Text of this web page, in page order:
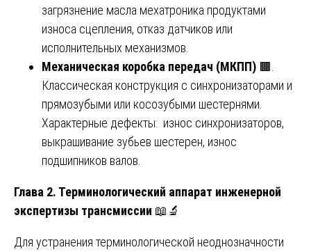
загрязнение масла мехатроника продуктами
износа сцепления, отказ датчиков или
исполнительных механизмов.
Механическая коробка передач (МКПП) 🟫.
Классическая конструкция с синхронизаторами и
прямозубыми или косозубыми шестернями.
Характерные дефекты: износ синхронизаторов,
выкрашивание зубьев шестерен, износ
подшипников валов.
Глава 2. Терминологический аппарат инженерной
экспертизы трансмиссии 📖🔬
Для устранения терминологической неоднозначности